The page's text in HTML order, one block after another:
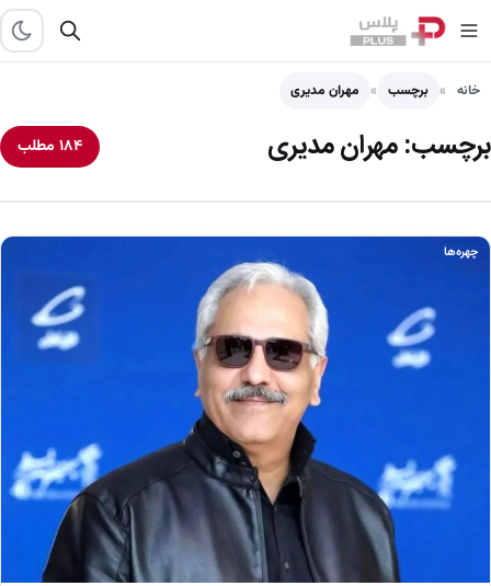
خانه برچسب مهران مدیری
برچسب:مهران مدیری ۱۸۴ مطلب
چهره‌ها